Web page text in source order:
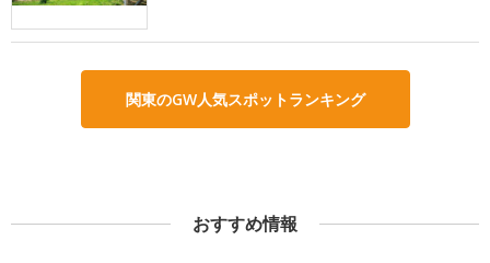
関東のGW人気スポットランキング
おすすめ情報